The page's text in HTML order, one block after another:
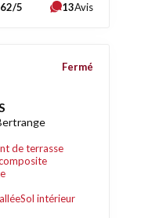
5 13Avis
de terrasse
Sol intérieur
Fermé